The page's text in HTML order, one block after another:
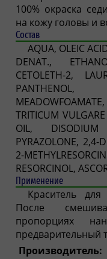
100% окраска
на кожу головы и
Состав
AQUA, OLEIC
DENAT.,
CETOLETH-2,
TRITICUM
OIL,
PYRAZOLONE, 2,4-
2-
RESORCINOL,
Применение
Краситель
После
пропорциях
предварительный
Производитель: